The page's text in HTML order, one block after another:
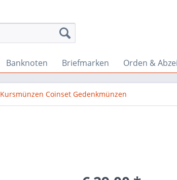
Banknoten Briefmarken Orden &
Kursmünzen Coinset Gedenkmünzen